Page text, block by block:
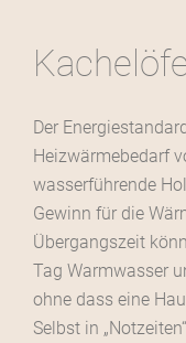
Der
Heizwärmebedarf
wasserführende
Gewinn für die
Übergangszeit
Tag Warmwasser
ohne dass eine
Selbst in